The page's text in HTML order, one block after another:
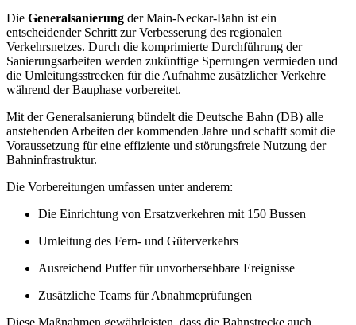
Die Generalsanierung der Main-Neckar-Bahn ist ein
entscheidender Schritt zur Verbesserung des regionalen
Verkehrsnetzes. Durch die komprimierte Durchführung der
Sanierungsarbeiten werden zukünftige Sperrungen vermieden und
die Umleitungsstrecken für die Aufnahme zusätzlicher Verkehre
während der Bauphase vorbereitet.
Mit der Generalsanierung bündelt die Deutsche Bahn (DB) alle
anstehenden Arbeiten der kommenden Jahre und schafft somit die
Voraussetzung für eine effiziente und störungsfreie Nutzung der
Bahninfrastruktur.
Die Vorbereitungen umfassen unter anderem:
Die Einrichtung von Ersatzverkehren mit 150 Bussen
Umleitung des Fern- und Güterverkehrs
Ausreichend Puffer für unvorhersehbare Ereignisse
Zusätzliche Teams für Abnahmeprüfungen
Diese Maßnahmen gewährleisten, dass die Bahnstrecke auch